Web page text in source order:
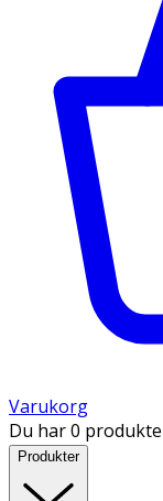
Varukorg
Du har 0
Produkter